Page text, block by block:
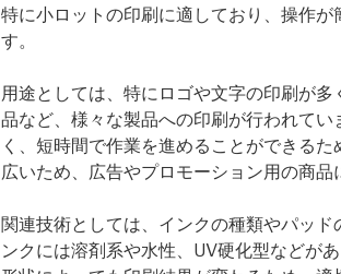
特に小ロットの印刷に適しており、操作
す。
用途としては、特にロゴや文字の印刷が
品など、様々な製品への印刷が行われて
く、短時間で作業を進めることができる
広いため、広告やプロモーション用の商品
関連技術としては、インクの種類やパッ
ンクには溶剤系や水性、UV硬化型などが